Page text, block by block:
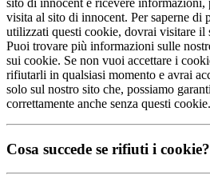
visita al sito di innocent. Per saperne di
utilizzati questi cookie, dovrai visitare il
Puoi trovare più informazioni sulle
sui cookie. Se non vuoi accettare i
rifiutarli in qualsiasi momento e avrai
solo sul nostro sito che, possiamo
correttamente anche senza questi cookie.
Cosa succede se rifiuti i cookie?